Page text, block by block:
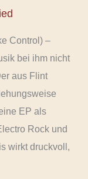
Control) –
bei ihm nicht
aus Flint
EP als
Rock und
wirkt druckvoll,